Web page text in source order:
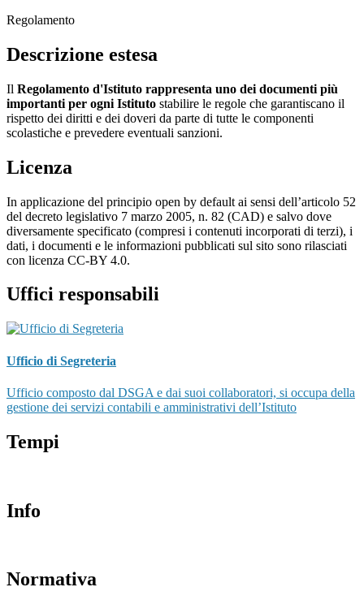
Regolamento
Descrizione estesa
Il Regolamento d'Istituto rappresenta uno dei documenti più
importanti per ogni Istituto stabilire le regole che garantiscano il
rispetto dei diritti e dei doveri da parte di tutte le componenti
scolastiche e prevedere eventuali sanzioni.
Licenza
In applicazione del principio open by default ai sensi dell’articolo 52
del decreto legislativo 7 marzo 2005, n. 82 (CAD) e salvo dove
diversamente specificato (compresi i contenuti incorporati di terzi), i
dati, i documenti e le informazioni pubblicati sul sito sono rilasciati
con licenza CC-BY 4.0.
Uffici responsabili
Ufficio di Segreteria
Ufficio composto dal DSGA e dai suoi collaboratori, si occupa della
gestione dei servizi contabili e amministrativi dell’Istituto
Tempi
Info
Normativa